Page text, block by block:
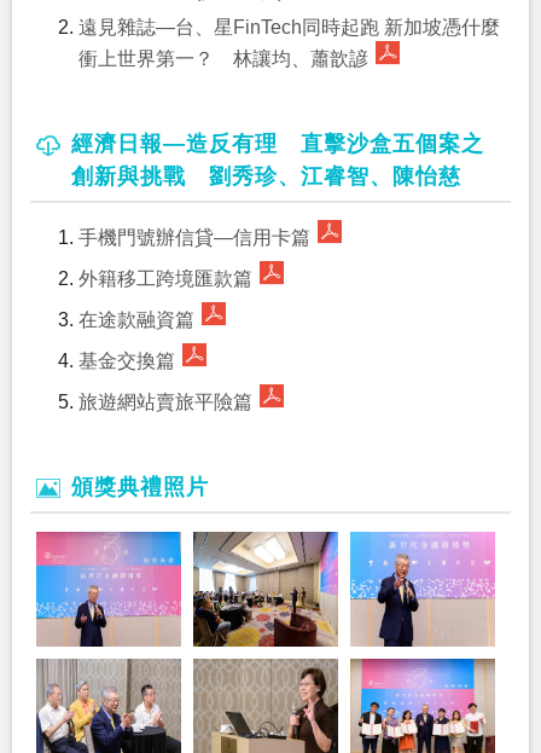
遠見雜誌—台、星FinTech同時起跑 新加坡憑什麼
衝上世界第一？ 林讓均、蕭歆諺
經濟日報—造反有理 直擊沙盒五個案之
創新與挑戰 劉秀珍、江睿智、陳怡慈
手機門號辦信貸—信用卡篇
外籍移工跨境匯款篇
在途款融資篇
基金交換篇
旅遊網站賣旅平險篇
頒獎典禮照片